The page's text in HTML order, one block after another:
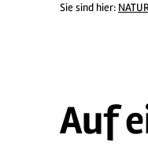
Sie sind hier:
Auf